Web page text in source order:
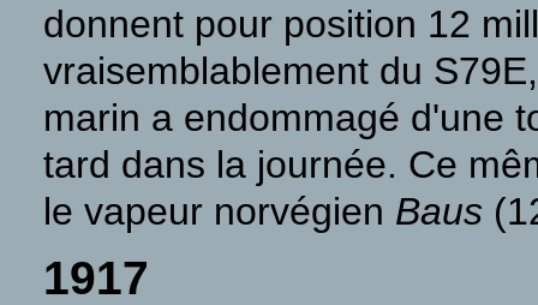
donnent pour position 12
vraisemblablement du
marin a endommagé d'une
tard dans la journée. Ce
le vapeur norvégien Baus
1917